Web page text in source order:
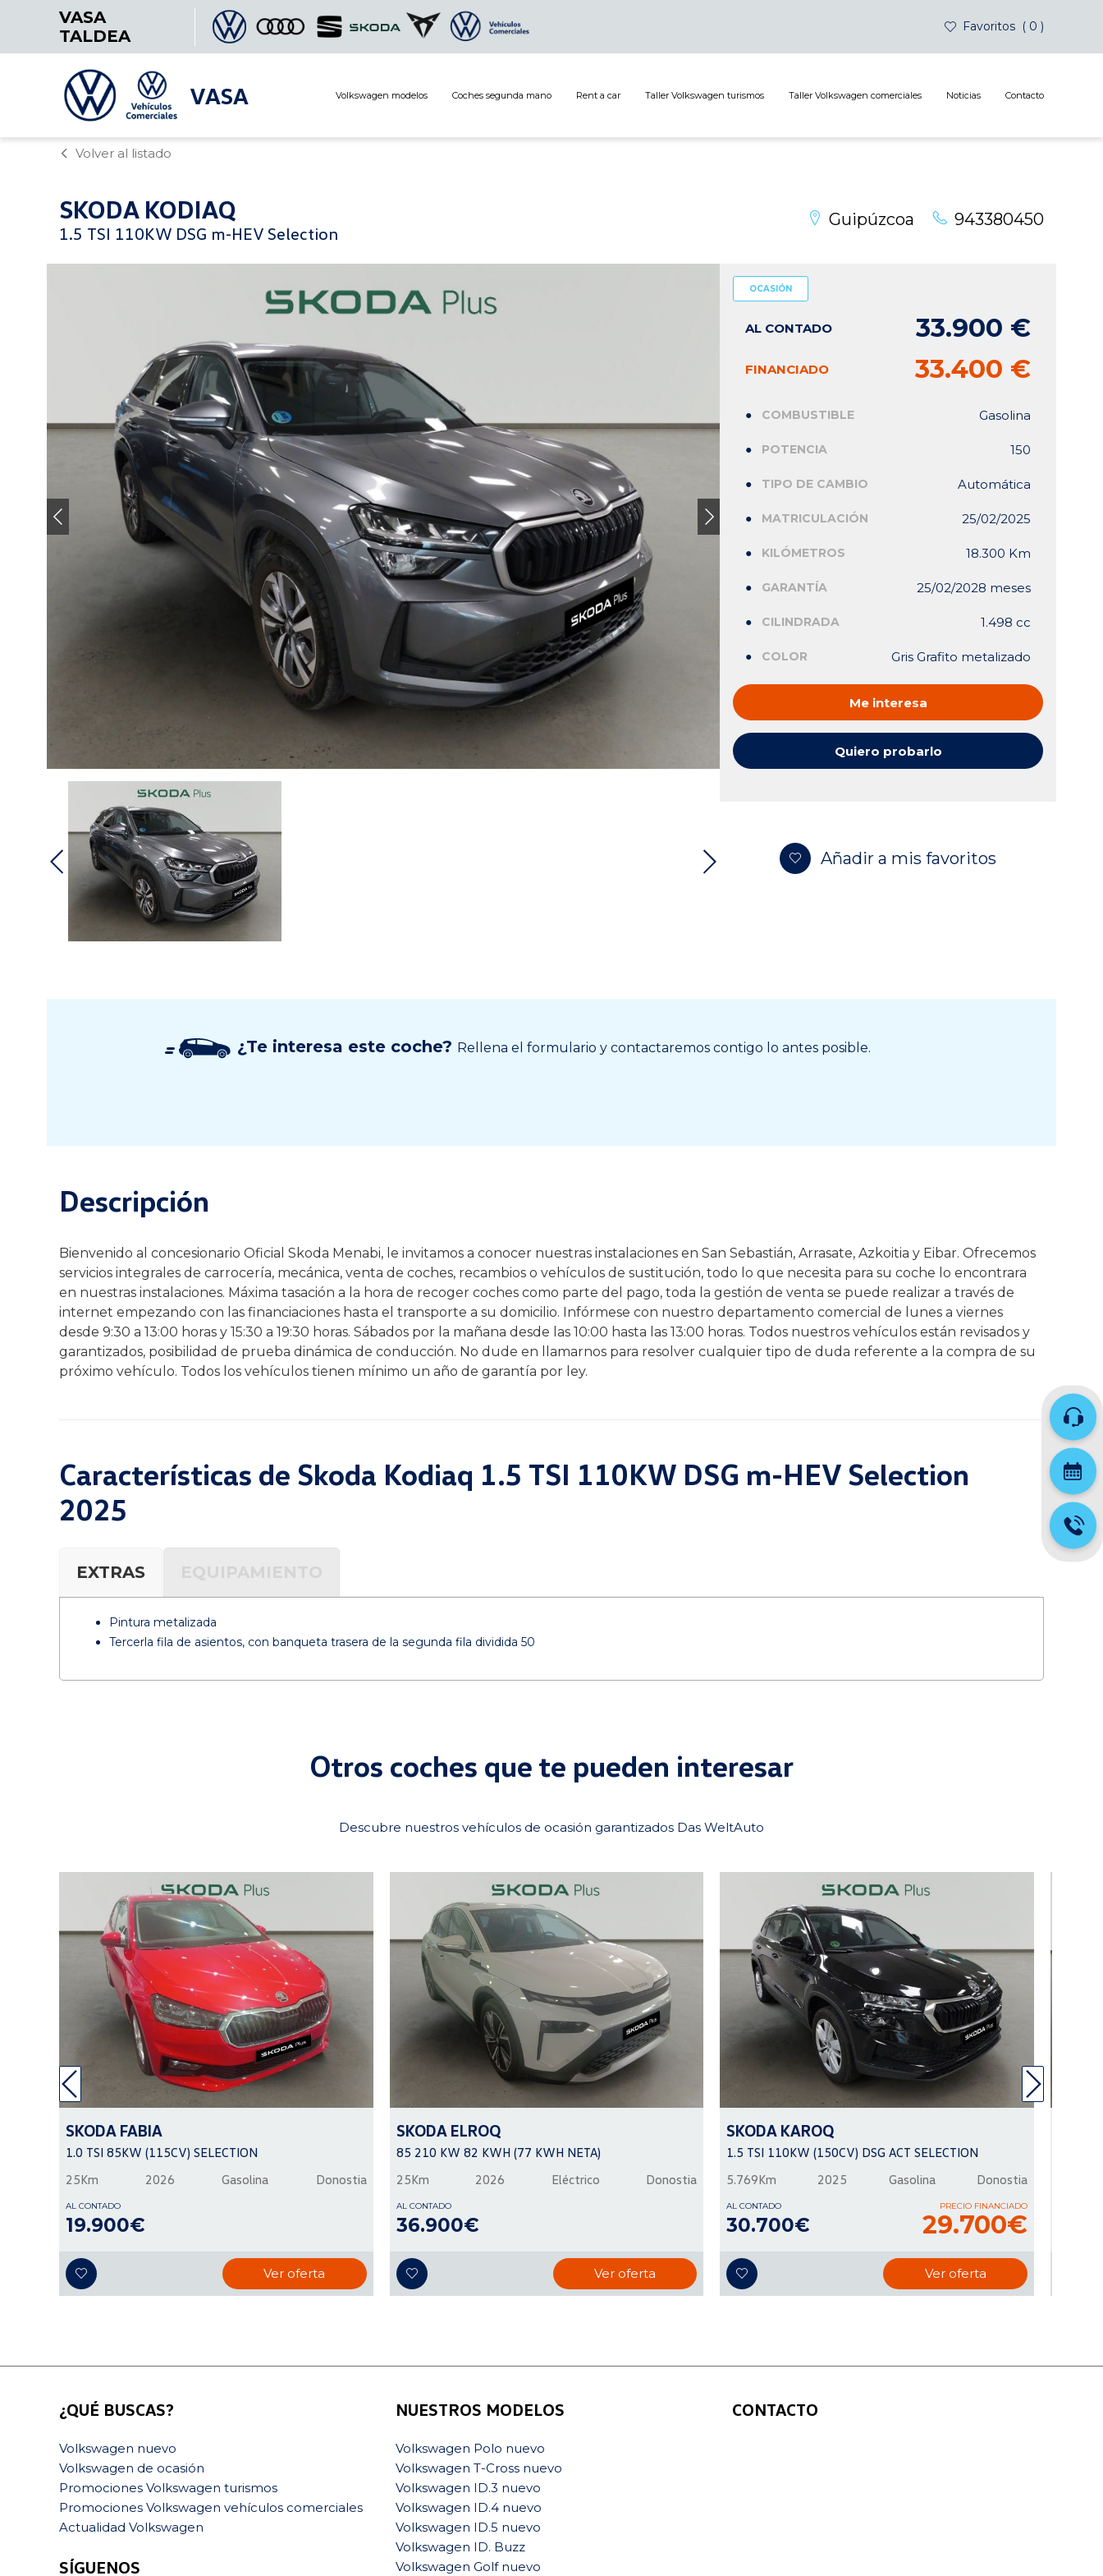
VASA
TALDEA
0
Favoritos
VASA Volkswagen modelos Coches segunda mano Rent a car Taller Volkswagen turismos Taller Volkswagen comerciales Noticias Contacto
Volver al listado
SKODA KODIAQ
1.5 TSI 110KW DSG m-HEV Selection
Guipúzcoa 943380450
OCASIÓN
AL CONTADO 33.900 €
FINANCIADO 33.400 €
COMBUSTIBLE Gasolina
POTENCIA 150
TIPO DE CAMBIO Automática
MATRICULACIÓN 25/02/2025
KILÓMETROS 18.300 Km
GARANTÍA 25/02/2028 meses
CILINDRADA 1.498 cc
COLOR Gris Grafito metalizado
Me interesa
Quiero probarlo
Añadir a mis favoritos
¿Te interesa este coche? Rellena el formulario y contactaremos contigo lo antes posible.
Descripción
Bienvenido al concesionario Oficial Skoda Menabi, le invitamos a conocer nuestras instalaciones en San Sebastián, Arrasate, Azkoitia y Eibar. Ofrecemos
servicios integrales de carrocería, mecánica, venta de coches, recambios o vehículos de sustitución, todo lo que necesita para su coche lo encontrara
en nuestras instalaciones. Máxima tasación a la hora de recoger coches como parte del pago, toda la gestión de venta se puede realizar a través de
internet empezando con las financiaciones hasta el transporte a su domicilio. Infórmese con nuestro departamento comercial de lunes a viernes
desde 9:30 a 13:00 horas y 15:30 a 19:30 horas. Sábados por la mañana desde las 10:00 hasta las 13:00 horas. Todos nuestros vehículos están revisados y
garantizados, posibilidad de prueba dinámica de conducción. No dude en llamarnos para resolver cualquier tipo de duda referente a la compra de su
próximo vehículo. Todos los vehículos tienen mínimo un año de garantía por ley.
Características de Skoda Kodiaq 1.5 TSI 110KW DSG m-HEV Selection
2025
EXTRAS
Pintura metalizada
Tercerla fila de asientos, con banqueta trasera de la segunda fila dividida 50
Otros coches que te pueden interesar
Descubre nuestros vehículos de ocasión garantizados Das WeltAuto
SKODA FABIA
1.0 TSI 85KW (115CV) SELECTION
25Km
2026 Gasolina Donostia
AL CONTADO
19.900€
Ver oferta
SKODA ELROQ
85 210 KW 82 KWH (77 KWH NETA)
25Km
2026 Eléctrico Donostia
AL CONTADO
36.900€
Ver oferta
SKODA KAROQ
1.5 TSI 110KW (150CV) DSG ACT SELECTION
5.769Km
2025 Gasolina Donostia
AL CONTADO
30.700€
PRECIO FINANCIADO
29.700€
Ver oferta
¿QUÉ BUSCAS?
Volkswagen nuevo
Volkswagen de ocasión
Promociones Volkswagen turismos
Promociones Volkswagen vehículos comerciales
Actualidad Volkswagen
SÍGUENOS
NUESTROS MODELOS
Volkswagen Polo nuevo
Volkswagen T-Cross nuevo
Volkswagen ID.3 nuevo
Volkswagen ID.4 nuevo
Volkswagen ID.5 nuevo
Volkswagen ID. Buzz
Volkswagen Golf nuevo
CONTACTO